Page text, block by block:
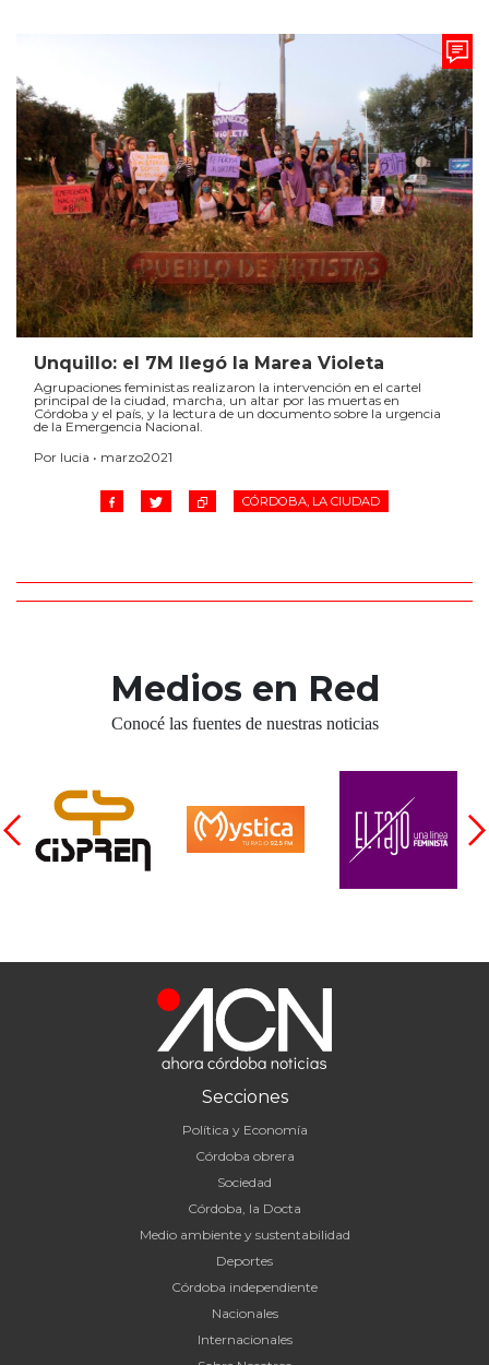
Unquillo: el 7M llegó la Marea Violeta
Agrupaciones feministas realizaron la intervención en el cartel
principal de la ciudad, marcha, un altar por las muertas en
Córdoba y el país, y la lectura de un documento sobre la urgencia
de la Emergencia Nacional.
Por lucia • marzo2021
CÓRDOBA, LA CIUDAD
Medios en Red
Conocé las fuentes de nuestras noticias
Secciones
Política y Economía
Córdoba obrera
Sociedad
Córdoba, la Docta
Medio ambiente y sustentabilidad
Deportes
Córdoba independiente
Nacionales
Internacionales